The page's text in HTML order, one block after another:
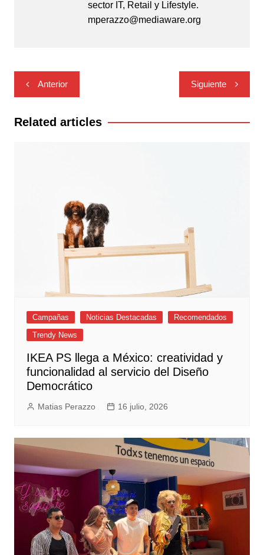
sector IT, Retail y Lifestyle.
mperazzo@mediaware.org
Navegación
de
entradas
Anterior Siguiente
Related articles
Campañas Noticias Destacadas
Recomendados
Trendy News
IKEA PS llega a México: creatividad y
funcionalidad al servicio del Diseño
Democrático
Matias Perazzo 16 julio, 2026